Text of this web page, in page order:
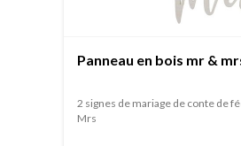
Panneau en bois mr &
2 signes de mariage de conte de
Mrs